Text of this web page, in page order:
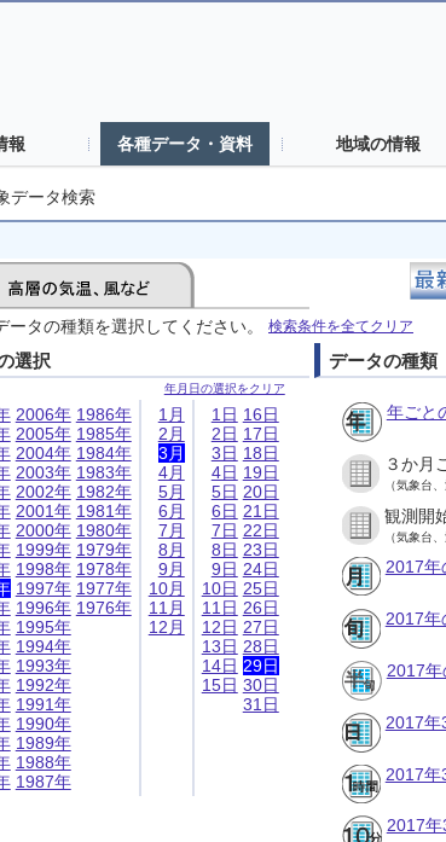
報 各種データ・資料 地域の情報
データ検索
タの種類を選択してください。 検索条件を全てクリア
選択
年月日の選択をクリア
2006年
2005年
2004年
2003年
2002年
2001年
2000年
1999年
1998年
1997年
1996年
1995年
1994年
1993年
1992年
1991年
1990年
1989年
1988年
1987年
1986年
1985年
1984年
1983年
1982年
1981年
1980年
1979年
1978年
1977年
1976年
1月
2月
3月
4月
5月
6月
7月
8月
9月
10月
11月
12月
1日
2日
3日
4日
5日
6日
7日
8日
9日
10日
11日
12日
13日
14日
15日
16日
17日
18日
19日
20日
21日
22日
23日
24日
25日
26日
27日
28日
29日
30日
31日
データの種類
年ごと
３か月
（気象台
観測開
（気象台
2017年
2017年
2017
2017年
2017年
2017